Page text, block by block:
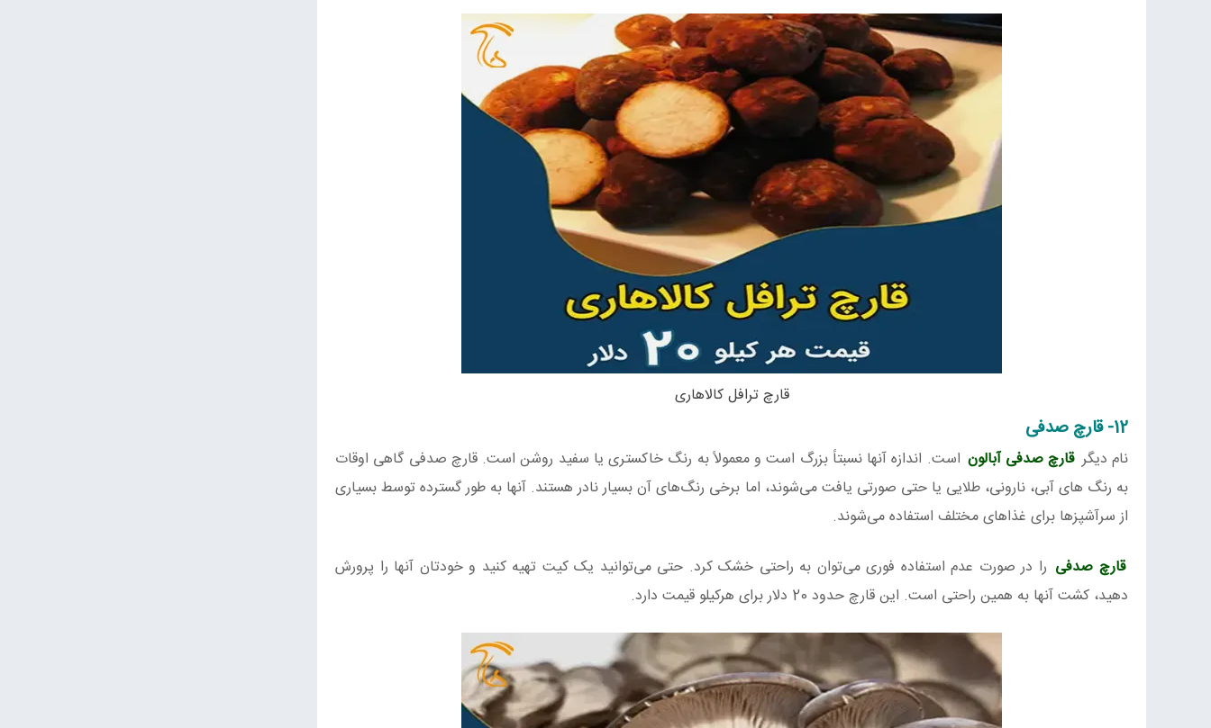
قارچ ترافل کالاهاری
12- قارچ صدفی
نام دیگر قارچ صدفی آبالون است. اندازه آنها نسبتاً بزرگ است و معمولاً به رنگ خاکستری یا سفید روشن است. قارچ صدفی گاهی اوقات
به رنگ های آبی، نارونی، طلایی یا حتی صورتی یافت می‌شوند، اما برخی رنگ‌های آن بسیار نادر هستند. آنها به طور گسترده توسط بسیاری
از سرآشپزها برای غذاهای مختلف استفاده می‌شوند.
قارچ صدفی را در صورت عدم استفاده فوری می‌توان به راحتی خشک کرد. حتی می‌توانید یک کیت تهیه کنید و خودتان آنها را پرورش
دهید، کشت آنها به همین راحتی است. این قارچ حدود 20 دلار برای هرکیلو قیمت دارد.